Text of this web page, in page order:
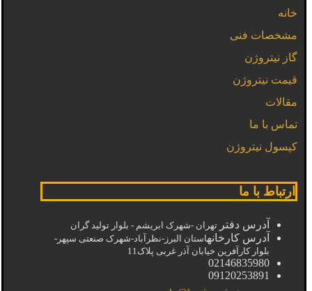
خانه
مشخصات فنی
گاز نیتروژن
قیمت نیتروژن
مقالات
تماس با ما
کپسول نیتروژن
ارتباط با ما
آدرس دفتر تهران -شهرک ابریشم - بلوار تولید گران
آدرس کارخانهاستان البرز-نظرآباد-شهرک صنعتی سپهر-
بلوار کارآفرین خیابان آذر غربی پلاک11
02146835980
09120253891